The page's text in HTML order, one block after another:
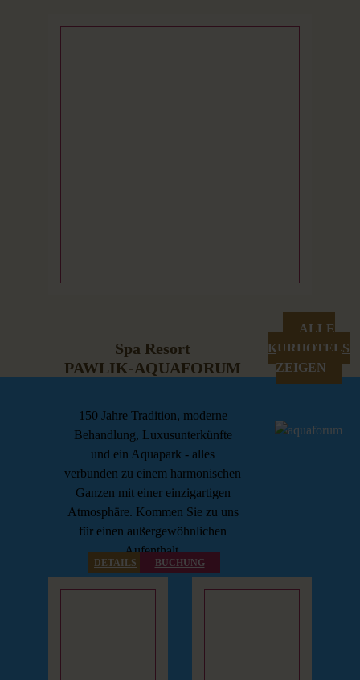
Spa Resort
PAWLIK‑AQUAFORUM
150 Jahre Tradition, moderne
Behandlung, Luxusunterkünfte
und ein Aquapark - alles
verbunden zu einem harmonischen
Ganzen mit einer einzigartigen
Atmosphäre. Kommen Sie zu uns
für einen außergewöhnlichen
Aufenthalt.
DETAILS BUCHUNG
ALLE
KURHOTELS
ZEIGEN